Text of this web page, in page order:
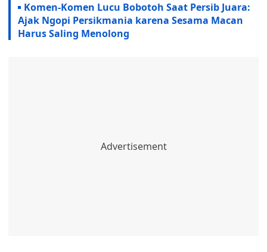
Komen-Komen Lucu Bobotoh Saat Persib Juara:
Ajak Ngopi Persikmania karena Sesama Macan
Harus Saling Menolong